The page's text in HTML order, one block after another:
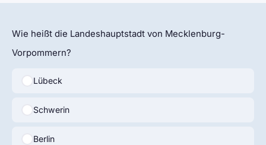
Wie heißt die Landeshauptstadt von Mecklenburg-
Vorpommern?
Lübeck
Schwerin
Berlin